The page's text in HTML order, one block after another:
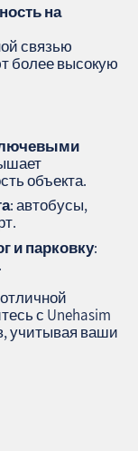
на
связью
более высокую
объекта.
: автобусы,
и парковку:
с Unehasim
учитывая ваши